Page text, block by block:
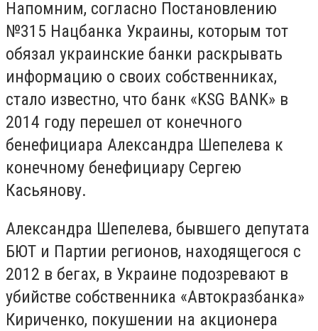
Напомним, согласно Постановлению
№315 Нацбанка Украины, которым тот
обязал украинские банки раскрывать
информацию о своих собственниках,
стало известно, что банк «KSG BANK» в
2014 году перешел от конечного
бенефициара Александра Шепелева к
конечному бенефициару Сергею
Касьянову.
Александра Шепелева, бывшего депутата
БЮТ и Партии регионов, находящегося с
2012 в бегах, в Украине подозревают в
убийстве собственника «Автокразбанка»
Кириченко, покушении на акционера